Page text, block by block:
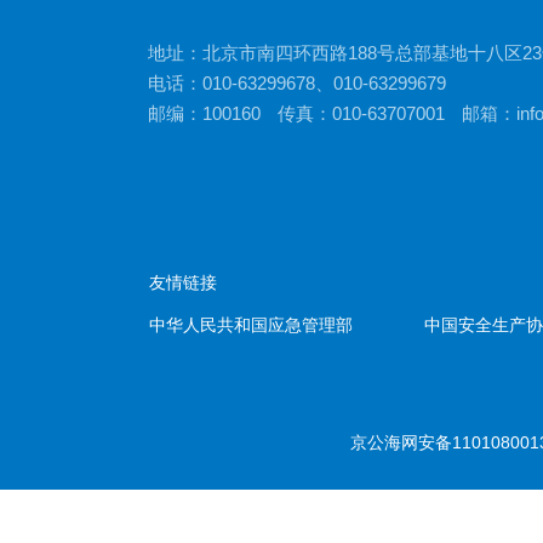
地址：北京市南四环西路188号总部基地十八区
电话：010-63299678、010-63299679
邮编：100160
传真：010-63707001 邮箱：
友情链接
中华人民共和国应急管理部 中国安全生产
京公海网安备